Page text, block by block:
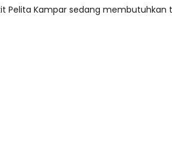
Pelita Kampar sedang membutuhkan